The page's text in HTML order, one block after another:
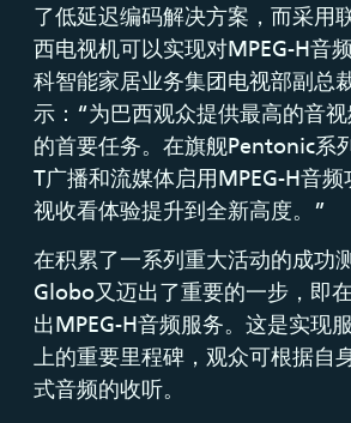
了低延迟编码解决方案，而采用
西电视机可以实现对MPEG-H音
科智能家居业务集团电视部副总
示：“为巴西观众提供最高的音
的首要任务。在旗舰Pentonic系
T广播和流媒体启用MPEG-H音
视收看体验提升到全新高度。”
在积累了一系列重大活动的成功
Globo又迈出了重要的一步，即
出MPEG-H音频服务。这是实现
上的重要里程碑，观众可根据自
式音频的收听。